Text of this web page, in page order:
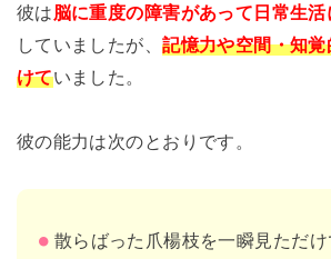
彼は脳に重度の障害があって日常生
していましたが、記憶力や空間・知
けていました。
彼の能力は次のとおりです。
散らばった爪楊枝を一瞬見ただ